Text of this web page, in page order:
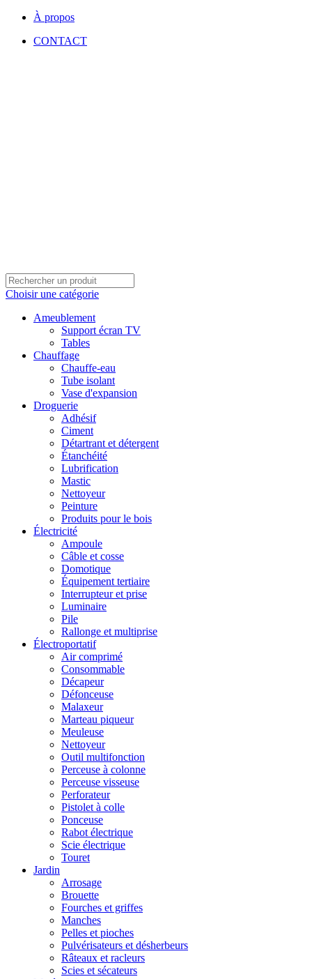
À propos
CONTACT
Choisir une catégorie
Ameublement
Support écran TV
Tables
Chauffage
Chauffe-eau
Tube isolant
Vase d'expansion
Droguerie
Adhésif
Ciment
Détartrant et détergent
Étanchéité
Lubrification
Mastic
Nettoyeur
Peinture
Produits pour le bois
Électricité
Ampoule
Câble et cosse
Domotique
Équipement tertiaire
Interrupteur et prise
Luminaire
Pile
Rallonge et multiprise
Électroportatif
Air comprimé
Consommable
Décapeur
Défonceuse
Malaxeur
Marteau piqueur
Meuleuse
Nettoyeur
Outil multifonction
Perceuse à colonne
Perceuse visseuse
Perforateur
Pistolet à colle
Ponceuse
Rabot électrique
Scie électrique
Touret
Jardin
Arrosage
Brouette
Fourches et griffes
Manches
Pelles et pioches
Pulvérisateurs et désherbeurs
Râteaux et racleurs
Scies et sécateurs